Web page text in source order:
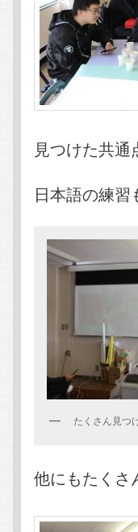
見つけた共通
日本語の練習
たくさん見つ
他にもたくさ